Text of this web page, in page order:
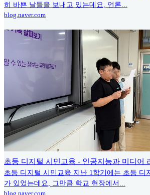
히 바쁜 날들을 보내고 있는데요, 언론...
blog.naver.com
초등 디지털 시민교육 - 인공지능과 미디어
초등 디지털 시민교육 지난 1학기에는 초등 디
가 있었는데요, 그만큼 학교 현장에서...
blog.naver.com